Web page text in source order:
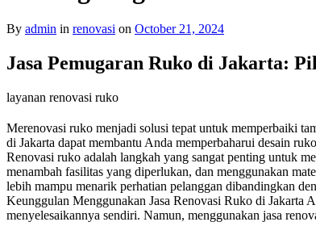
By admin in renovasi on October 21, 2024
Jasa Pemugaran Ruko di Jakarta:
layanan renovasi ruko
Merenovasi ruko menjadi solusi tepat untuk memperbaiki
di Jakarta dapat membantu Anda memperbaharui desain
Renovasi ruko adalah langkah yang sangat penting untuk
menambah fasilitas yang diperlukan, dan menggunakan
lebih mampu menarik perhatian pelanggan dibandingkan
Keunggulan Menggunakan Jasa Renovasi Ruko di Jakarta
menyelesaikannya sendiri. Namun, menggunakan jasa